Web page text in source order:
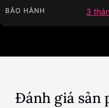
BẢO HÀNH 3
Đánh giá sản